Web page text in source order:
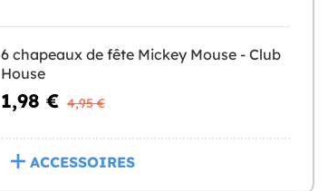
6 chapeaux de fête Mickey Mouse - Club
House
1,98 € 4,95 €
ACCESSOIRES